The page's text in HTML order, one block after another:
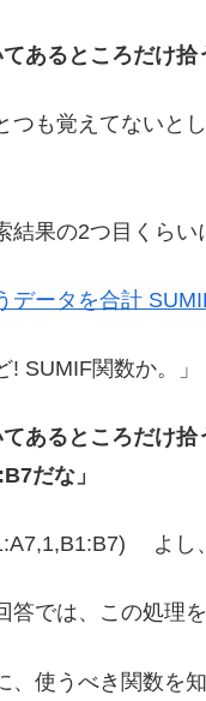
てあるところだけ
つも覚えてない
結果の2つ目くらい
データを合計
! SUMIF関数か
てあるところだけ
だな」
よし
では、この処理
、使うべき関数を